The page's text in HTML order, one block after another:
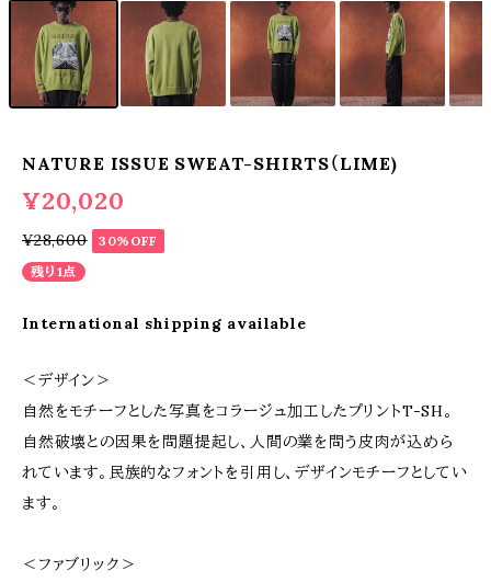
NATURE ISSUE SWEAT-SHIRTS（LIME)
¥20,020
¥28,600
30%OFF
残り1点
International shipping available
＜デザイン＞
自然をモチーフとした写真をコラージュ加工したプリントT-SH。
自然破壊との因果を問題提起し、人間の業を問う皮肉が込めら
れています。民族的なフォントを引用し、デザインモチーフとしてい
ます。
＜ファブリック＞